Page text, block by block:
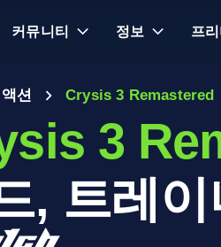
커뮤니티 정보 프
액션 Crysis 3 Remastered
3
, 트레